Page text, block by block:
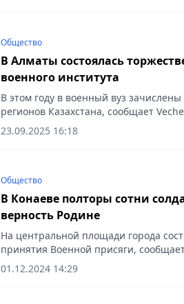
Общество
В Алматы состоялась
военного института
В этом году в военный вуз зачислены
регионов Казахстана, сообщает
23.09.2025 16:18
Общество
В Конаеве полторы сотни
верность Родине
На центральной площади города
принятия Военной присяги,
01.12.2024 14:29